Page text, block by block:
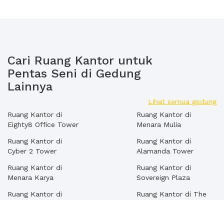
Cari Ruang Kantor untuk
Pentas Seni di Gedung
Lainnya
Lihat semua gedung
Ruang Kantor di
Eighty8 Office Tower
Ruang Kantor di
Cyber 2 Tower
Ruang Kantor di
Menara Karya
Ruang Kantor di
Ruang Kantor di
Menara Mulia
Ruang Kantor di
Alamanda Tower
Ruang Kantor di
Sovereign Plaza
Ruang Kantor di The